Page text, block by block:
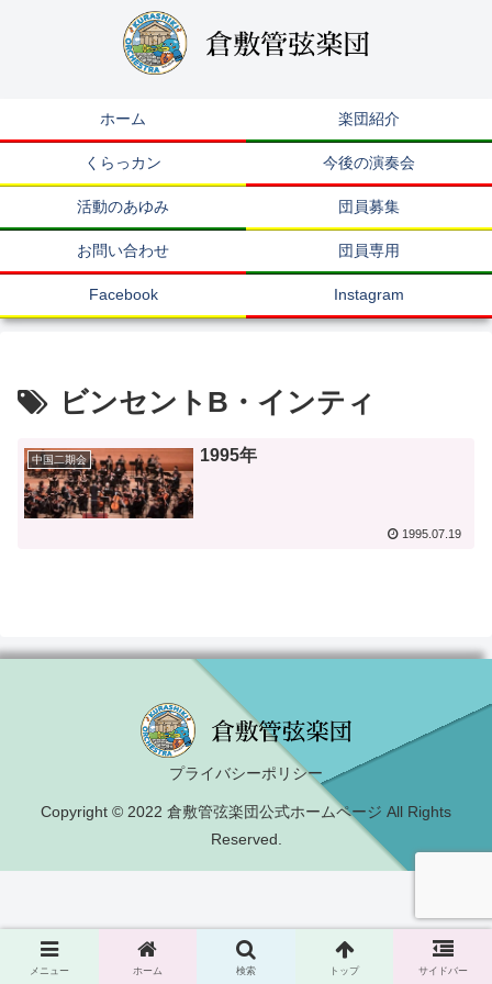
ホーム 楽団紹介
くらっカン 今後の演奏会
活動のあゆみ 団員募集
お問い合わせ 団員専用
Facebook Instagram
ビンセントB・インティ
中国二期会 1995年
1995.07.19
プライバシーポリシー
Copyright © 2022 倉敷管弦楽団公式ホームページ All Rights
Reserved.
メニュー ホーム 検索 トップ サイドバー